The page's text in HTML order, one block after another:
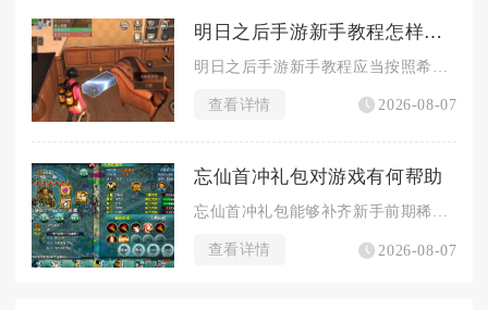
明日之后手游新手教程怎样开展
查看详情 2026-08-07
忘仙首冲礼包对游戏有何帮助
忘仙首冲礼包能够补齐新手前期稀缺的核心资源，拉开等级与战力差...
查看详情 2026-08-07